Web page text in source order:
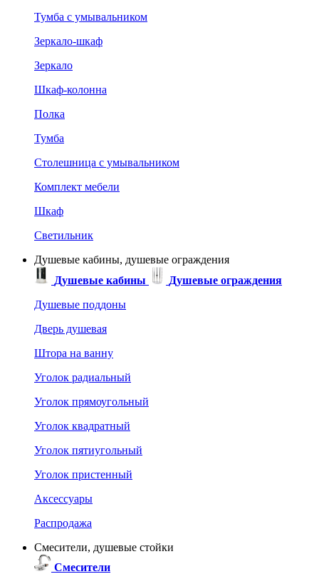
Тумба с умывальником
Зеркало-шкаф
Зеркало
Шкаф-колонна
Полка
Тумба
Столешница с умывальником
Комплект мебели
Шкаф
Светильник
Душевые кабины, душевые ограждения
Душевые кабины
Душевые ограждения
Душевые поддоны
Дверь душевая
Штора на ванну
Уголок радиальный
Уголок прямоугольный
Уголок квадратный
Уголок пятиугольный
Уголок пристенный
Аксессуары
Распродажа
Смесители, душевые стойки
Смесители